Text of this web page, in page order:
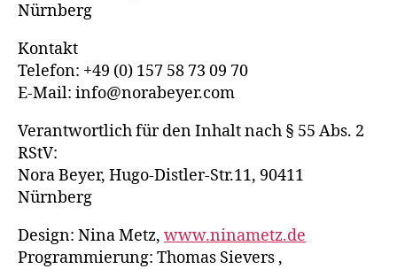
Nürnberg
Kontakt
Telefon: +49 (0) 157 58 73 09 70
E-Mail: info@norabeyer.com
Verantwortlich für den Inhalt nach § 55 Abs. 2
RStV:
Nora Beyer, Hugo-Distler-Str.11, 90411
Nürnberg
Design: Nina Metz, www.ninametz.de
Programmierung: Thomas Sievers ,